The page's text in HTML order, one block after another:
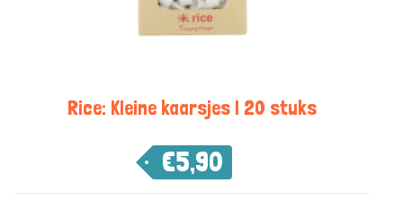
Rice: Kleine kaarsjes | 20 stuks
€5,90